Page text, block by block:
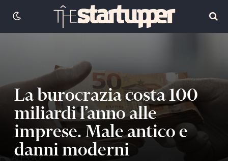
La burocrazia costa 100
miliardi l’anno alle
imprese. Male antico e
danni moderni